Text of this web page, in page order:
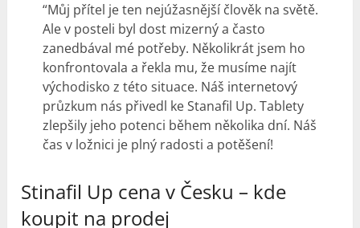
“Můj přítel je ten nejúžasnější člověk na světě.
Ale v posteli byl dost mizerný a často
zanedbával mé potřeby. Několikrát jsem ho
konfrontovala a řekla mu, že musíme najít
východisko z této situace. Náš internetový
průzkum nás přivedl ke Stanafil Up. Tablety
zlepšily jeho potenci během několika dní. Náš
čas v ložnici je plný radosti a potěšení!
Stinafil Up cena v Česku – kde
koupit na prodej